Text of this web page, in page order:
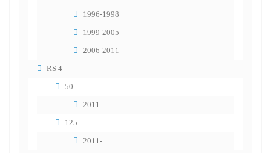
1996-1998
1999-2005
2006-2011
RS 4
50
2011-
125
2011-